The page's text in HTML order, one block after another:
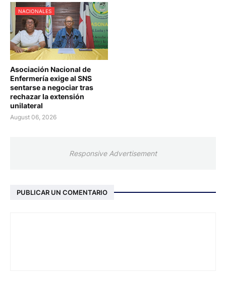
NACIONALES
Asociación Nacional de
Enfermería exige al SNS
sentarse a negociar tras
rechazar la extensión
unilateral
August 06, 2026
Responsive Advertisement
PUBLICAR UN COMENTARIO